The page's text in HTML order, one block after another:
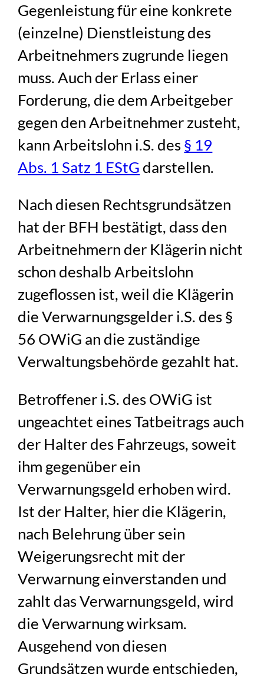
Gegenleistung für eine konkrete
(einzelne) Dienstleistung des
Arbeitnehmers zugrunde liegen
muss. Auch der Erlass einer
Forderung, die dem Arbeitgeber
gegen den Arbeitnehmer zusteht,
kann Arbeitslohn i.S. des § 19
Abs. 1 Satz 1 EStG darstellen.
Nach diesen Rechtsgrundsätzen
hat der BFH bestätigt, dass den
Arbeitnehmern der Klägerin nicht
schon deshalb Arbeitslohn
zugeflossen ist, weil die Klägerin
die Verwarnungsgelder i.S. des §
56 OWiG an die zuständige
Verwaltungsbehörde gezahlt hat.
Betroffener i.S. des OWiG ist
ungeachtet eines Tatbeitrags auch
der Halter des Fahrzeugs, soweit
ihm gegenüber ein
Verwarnungsgeld erhoben wird.
Ist der Halter, hier die Klägerin,
nach Belehrung über sein
Weigerungsrecht mit der
Verwarnung einverstanden und
zahlt das Verwarnungsgeld, wird
die Verwarnung wirksam.
Ausgehend von diesen
Grundsätzen wurde entschieden,